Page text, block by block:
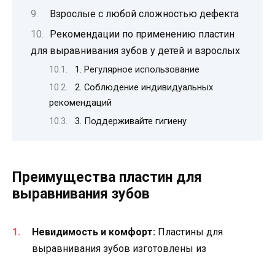
Взрослые с любой сложностью дефекта
Рекомендации по применению пластин
для выравнивания зубов у детей и взрослых
1. Регулярное использование
2. Соблюдение индивидуальных
рекомендаций
3. Поддерживайте гигиену
Преимущества пластин для
выравнивания зубов
Невидимость и комфорт: Пластины для
выравнивания зубов изготовлены из